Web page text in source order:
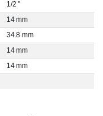
1/2 "
14 mm
34.8 mm
14 mm
14 mm